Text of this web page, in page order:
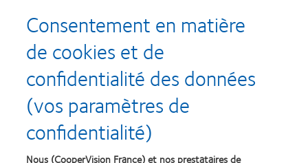
EN SAVOIR PLUS SUR NOUS
* Produits d’entretien pour lentilles CooperVision, lentilles de contact
souples et spéciales.
** Basé sur des combinaisons d’options Rx (sphère, cylindre, axe et ajout)
Consentement en matière
de cookies et de
confidentialité des données
(vos paramètres de
confidentialité)
Nous (CooperVision France) et nos prestataires de